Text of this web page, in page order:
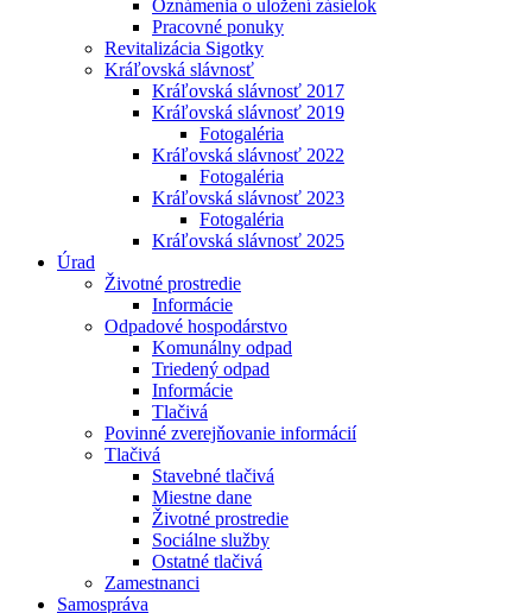
Oznámenia o uložení zásielok
Pracovné ponuky
Revitalizácia Sigotky
Kráľovská slávnosť
Kráľovská slávnosť 2017
Kráľovská slávnosť 2019
Fotogaléria
Kráľovská slávnosť 2022
Fotogaléria
Kráľovská slávnosť 2023
Fotogaléria
Kráľovská slávnosť 2025
Úrad
Životné prostredie
Informácie
Odpadové hospodárstvo
Komunálny odpad
Triedený odpad
Informácie
Tlačivá
Povinné zverejňovanie informácií
Tlačivá
Stavebné tlačivá
Miestne dane
Životné prostredie
Sociálne služby
Ostatné tlačivá
Zamestnanci
Samospráva